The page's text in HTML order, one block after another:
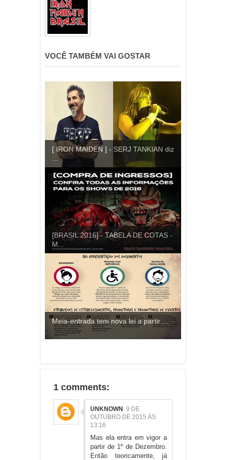
VOCÊ TAMBÉM VAI GOSTAR
[ IRON MAIDEN ] - SERJ TANKIAN diz
[BRASIL 2016] - TABELA DE COTAS -
M...
Meia-entrada tem nova lei a partir ...
1 comments:
UNKNOWN 9 DE
OUTUBRO DE 2015 ÀS
13:16
Mas ela entra em vigor a
partir de 1º de Dezembro.
Então teoricamente, já